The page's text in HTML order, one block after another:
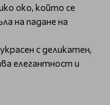
око, който се
на падане на
с деликатен,
елегантност и